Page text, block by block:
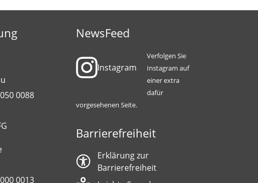
0088
0013
NewsFeed
Instagram
Verfolgen Sie
Instagram auf
einer extra
dafür
vorgesehenen Seite.
Barrierefreiheit
Erklärung zur
Barrierefreiheit